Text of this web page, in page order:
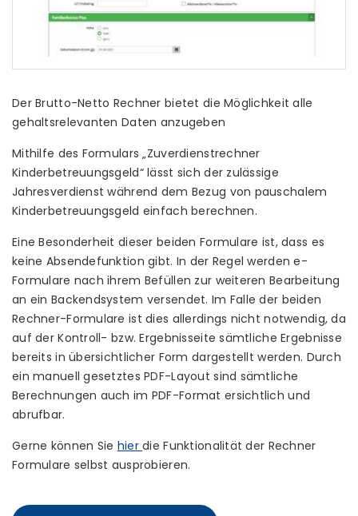
Der Brutto-Netto Rechner bietet die Möglichkeit alle
gehaltsrelevanten Daten anzugeben
Mithilfe des Formulars „Zuverdienstrechner
Kinderbetreuungsgeld“ lässt sich der zulässige
Jahresverdienst während dem Bezug von pauschalem
Kinderbetreuungsgeld einfach berechnen.
Eine Besonderheit dieser beiden Formulare ist, dass es
keine Absendefunktion gibt. In der Regel werden e-
Formulare nach ihrem Befüllen zur weiteren Bearbeitung
an ein Backendsystem versendet. Im Falle der beiden
Rechner-Formulare ist dies allerdings nicht notwendig, da
auf der Kontroll- bzw. Ergebnisseite sämtliche Ergebnisse
bereits in übersichtlicher Form dargestellt werden. Durch
ein manuell gesetztes PDF-Layout sind sämtliche
Berechnungen auch im PDF-Format ersichtlich und
abrufbar.
Gerne können Sie hierdie Funktionalität der Rechner
Formulare selbst ausprobieren.